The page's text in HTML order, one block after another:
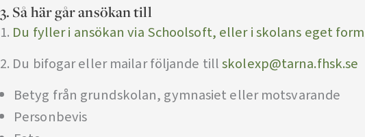
3. Så här går ansökan till
1. Du fyller i ansökan via Schoolsoft, eller i skolans eget
2. Du bifogar eller mailar följande tillskolexp@tarna.fhsk.se
Betyg från grundskolan, gymnasiet eller motsvarande
Personbevis